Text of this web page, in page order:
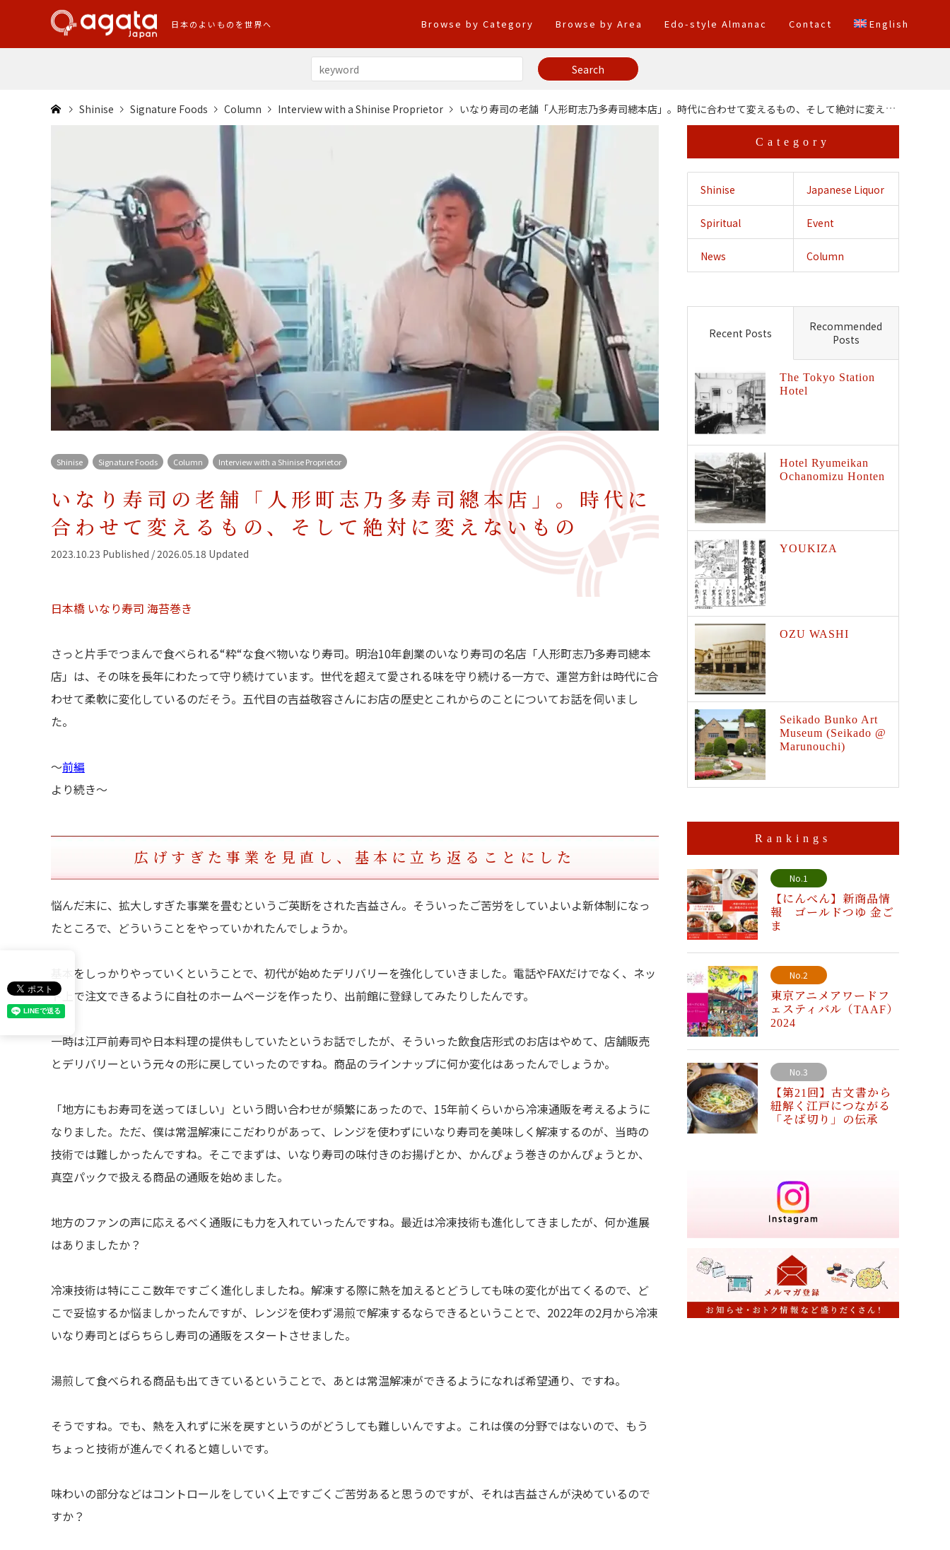
日本のよいものを世界へ Browse by Category Browse by Area Edo-style Almanac Contact English
Shinise Signature Foods Column Interview with a Shinise Proprietor いなり寿司の老舗「人形町志乃多寿司總本店」。時代に合わせて変えるもの、そして絶対に変えないもの
Shinise Signature Foods Column Interview with a Shinise Proprietor
いなり寿司の老舗「人形町志乃多寿司總本店」。時代に
合わせて変えるもの、そして絶対に変えないもの
2023.10.23 Published / 2026.05.18 Updated
日本橋 いなり寿司 海苔巻き
さっと片手でつまんで食べられる“粋“な食べ物いなり寿司。明治10年創業のいなり寿司の名店「人形町志乃多寿司總本
店」は、その味を長年にわたって守り続けています。世代を超えて愛される味を守り続ける一方で、運営方針は時代に合
わせて柔軟に変化しているのだそう。五代目の吉益敬容さんにお店の歴史とこれからのことについてお話を伺いまし
た。
〜前編
より続き〜
広げすぎた事業を見直し、基本に立ち返ることにした
悩んだ末に、拡大しすぎた事業を畳むというご英断をされた吉益さん。そういったご苦労をしていよいよ新体制になっ
たところで、どういうことをやっていかれたんでしょうか。
基本をしっかりやっていくということで、初代が始めたデリバリーを強化していきました。電話やFAXだけでなく、ネッ
ト上で注文できるように自社のホームページを作ったり、出前館に登録してみたりしたんです。
一時は江戸前寿司や日本料理の提供もしていたというお話でしたが、そういった飲食店形式のお店はやめて、店舗販売
とデリバリーという元々の形に戻していったのですね。商品のラインナップに何か変化はあったんでしょうか。
「地方にもお寿司を送ってほしい」という問い合わせが頻繁にあったので、15年前くらいから冷凍通販を考えるように
なりました。ただ、僕は常温解凍にこだわりがあって、レンジを使わずにいなり寿司を美味しく解凍するのが、当時の
技術では難しかったんですね。そこでまずは、いなり寿司の味付きのお揚げとか、かんぴょう巻きのかんぴょうとか、
真空パックで扱える商品の通販を始めました。
地方のファンの声に応えるべく通販にも力を入れていったんですね。最近は冷凍技術も進化してきましたが、何か進展
はありましたか？
冷凍技術は特にここ数年ですごく進化しましたね。解凍する際に熱を加えるとどうしても味の変化が出てくるので、ど
こで妥協するか悩ましかったんですが、レンジを使わず湯煎で解凍するならできるということで、2022年の2月から冷凍
いなり寿司とばらちらし寿司の通販をスタートさせました。
湯煎して食べられる商品も出てきているということで、あとは常温解凍ができるようになれば希望通り、ですね。
そうですね。でも、熱を入れずに米を戻すというのがどうしても難しいんですよ。これは僕の分野ではないので、もう
ちょっと技術が進んでくれると嬉しいです。
味わいの部分などはコントロールをしていく上ですごくご苦労あると思うのですが、それは吉益さんが決めているので
すか？
Category
Shinise Japanese Liquor
Crossing
Spiritual Event
News Column
Recent Posts
Recommended
Posts
The Tokyo Station
Hotel
Hotel Ryumeikan
Ochanomizu Honten
YOUKIZA
OZU WASHI
Seikado Bunko Art
Museum (Seikado @
Marunouchi)
Rankings
No.1
【にんべん】新商品情
報 ゴールドつゆ 金ご
ま
No.2
東京アニメアワードフ
ェスティバル（TAAF）
2024
No.3
【第21回】古文書から
紐解く江戸につながる
「そば切り」の伝承